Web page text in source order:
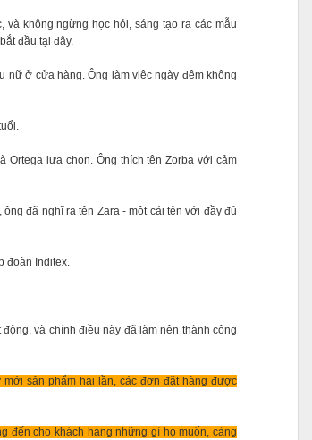
và không ngừng học hỏi, sáng tạo ra các mẫu
đầu tại đây.
nữ ở cửa hàng. Ông làm việc ngày đêm không
Ortega lựa chọn. Ông thích tên Zorba với cảm
đã nghĩ ra tên Zara - một cái tên với đầy đủ
đoàn Inditex.
và chính điều này đã làm nên thành công
sản phẩm hai lần, các đơn đặt hàng được
đến cho khách hàng những gì họ muốn, càng
xuất phát bạn chỉ chăm
USD, 10.000 USD. Cho
sự tự tin làm những
với chính mình còn là